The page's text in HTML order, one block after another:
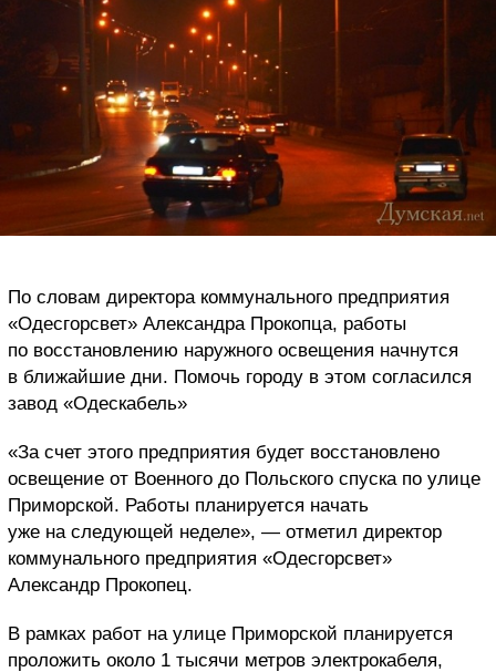
По словам директора коммунального предприятия
«Одесгорсвет» Александра Прокопца, работы
по восстановлению наружного освещения начнутся
в ближайшие дни. Помочь городу в этом согласился
завод «Одескабель»
«За счет этого предприятия будет восстановлено
освещение от Военного до Польского спуска по улице
Приморской. Работы планируется начать
уже на следующей неделе», — отметил директор
коммунального предприятия «Одесгорсвет»
Александр Прокопец.
В рамках работ на улице Приморской планируется
проложить около 1 тысячи метров электрокабеля,